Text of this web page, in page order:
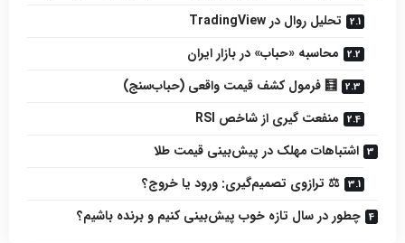
تحلیل روال در TradingView
محاسبه «حباب» در بازار ایران
🧮 فرمول کشف قیمت واقعی (حباب‌سنج)
منفعت گیری از شاخص RSI
اشتباهات مهلک در پیش‌بینی قیمت طلا
⚖️ ترازوی تصمیم‌گیری: ورود یا خروج؟
چطور در سال تازه خوب پیش‌بینی کنیم و برنده باشیم؟